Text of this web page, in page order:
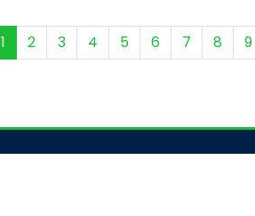
1 2 3 4 5 6 7 8 9